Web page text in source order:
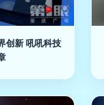
创新 吼吼科技